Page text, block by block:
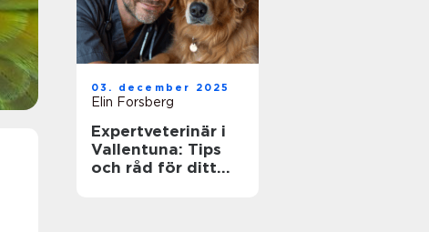
03. december 2025
Elin Forsberg
Expertveterinär i
Vallentuna: Tips
och råd för ditt